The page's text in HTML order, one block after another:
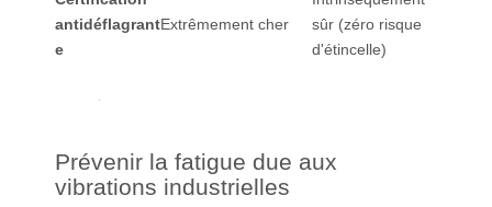
antidéflagrant
e
Extrêmement cher
sûr (zéro risque
d'étincelle)
Prévenir la fatigue due aux
vibrations industrielles